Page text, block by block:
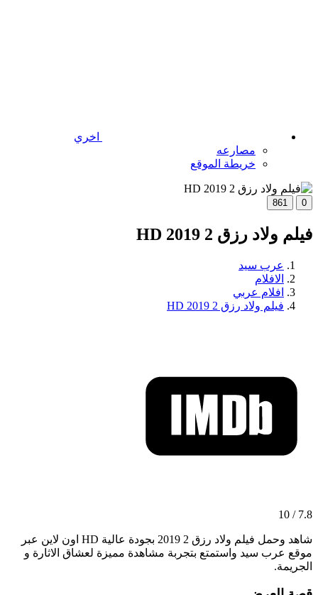
اخري
مصارعه
خريطة الموقع
0
861
فيلم ولاد رزق 2 2019 HD
عرب سيد
الافلام
افلام عربي
فيلم ولاد رزق 2 2019 HD
7.8 / 10
شاهد وحمل فيلم ولاد رزق 2 2019 بجودة عالية HD اون لاين عبر
موقع عرب سيد واستمتع بتجربة مشاهدة مميزة لعشاق الاثارة و
الجريمة.